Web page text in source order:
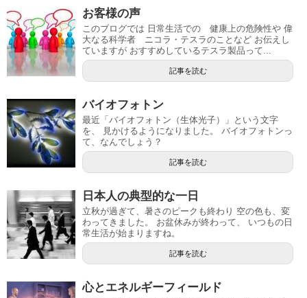
お客様の声
このブログでは 日常生活での 健康上の危険性や 偉
大なる科学者 ニコラ・テスラのことなど お伝えし
ていますが おすすめしているテスラ製品って...
記事を読む
バイオフォトン
最近「バイオフォトン（生体光子）」という文字
を、 見かけるようになりました。 バイオフォトンっ
て、なんでしょう？
記事を読む
日本人の典型的な一日
立秋が過ぎて、暑さのピークも終わり 空の色も、変
わってきました。 お盆休みが終わって、 いつもの日
常生活が始まりますね。
記事を読む
心とエネルギーフィールド